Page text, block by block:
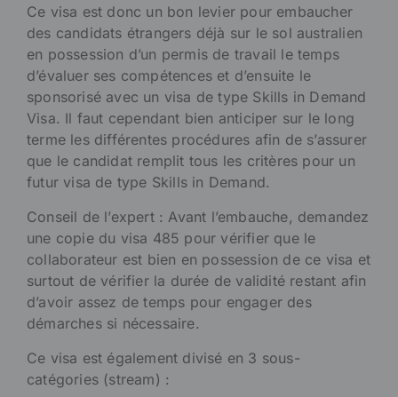
Ce visa est donc un bon levier pour embaucher
des candidats étrangers déjà sur le sol australien
en possession d’un permis de travail le temps
d’évaluer ses compétences et d’ensuite le
sponsorisé avec un visa de type Skills in Demand
Visa. Il faut cependant bien anticiper sur le long
terme les différentes procédures afin de s’assurer
que le candidat remplit tous les critères pour un
futur visa de type Skills in Demand.
Conseil de l’expert : Avant l’embauche, demandez
une copie du visa 485 pour vérifier que le
collaborateur est bien en possession de ce visa et
surtout de vérifier la durée de validité restant afin
d’avoir assez de temps pour engager des
démarches si nécessaire.
Ce visa est également divisé en 3 sous-
catégories (stream) :